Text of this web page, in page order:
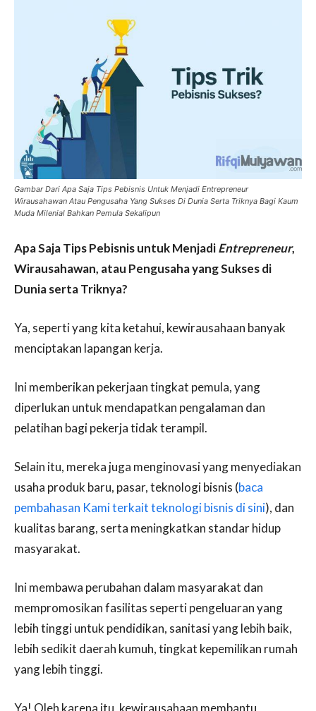
Gambar Dari Apa Saja Tips Pebisnis Untuk Menjadi Entrepreneur
Wirausahawan Atau Pengusaha Yang Sukses Di Dunia Serta Triknya Bagi Kaum
Muda Milenial Bahkan Pemula Sekalipun
Apa Saja Tips Pebisnis untuk MenjadiEntrepreneur,
Wirausahawan, atau Pengusaha yang Sukses di
Dunia serta Triknya?
Ya, seperti yang kita ketahui, kewirausahaan banyak
menciptakan lapangan kerja.
Ini memberikan pekerjaan tingkat pemula, yang
diperlukan untuk mendapatkan pengalaman dan
pelatihan bagi pekerja tidak terampil.
Selain itu, mereka juga menginovasi yang menyediakan
usaha produk baru, pasar, teknologi bisnis (baca
pembahasan Kami terkait teknologi bisnis di sini), dan
kualitas barang, serta meningkatkan standar hidup
masyarakat.
Ini membawa perubahan dalam masyarakat dan
mempromosikan fasilitas seperti pengeluaran yang
lebih tinggi untuk pendidikan, sanitasi yang lebih baik,
lebih sedikit daerah kumuh, tingkat kepemilikan rumah
yang lebih tinggi.
Ya! Oleh karena itu, kewirausahaan membantu